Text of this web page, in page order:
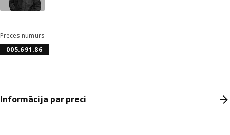
Preces numurs
005.691.86
Informācija par preci